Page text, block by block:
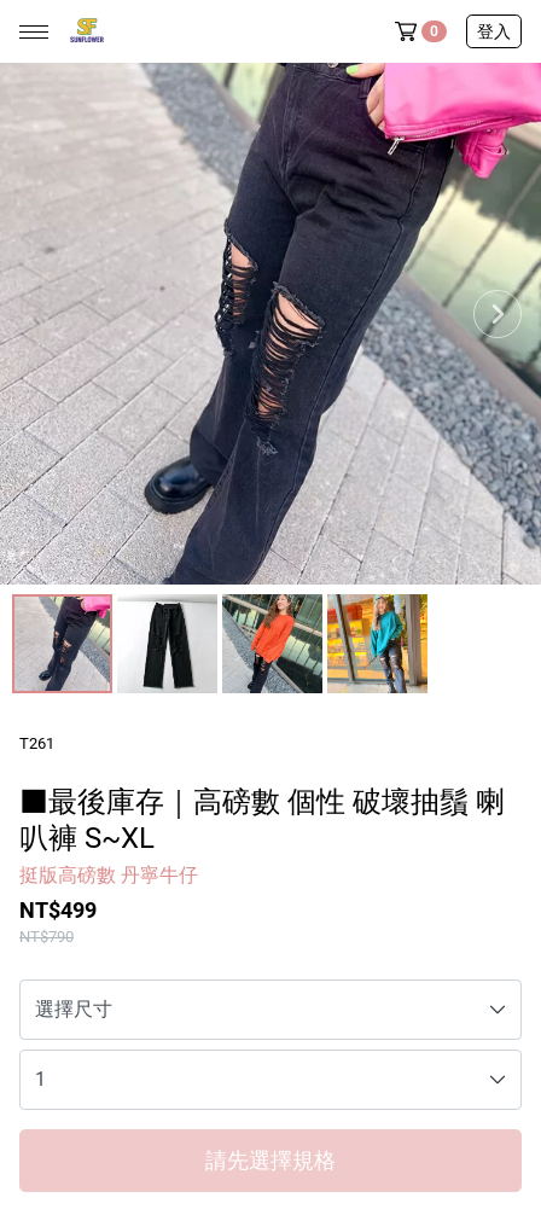
0 登入
◆ 新品任選三件9折
◆ 內褲舒服計畫｜任選10件送1件
全部商品
♡ 本週排雷新品
新朋友專區
梨形女孩愛穿榜
穿搭選物
一件出門區 Bra Top
包臀內褲區
最後現貨區
配件小物
品牌
服務/政策
Facebook
Instagram
T261
■最後庫存｜高磅數 個性 破壞抽鬚 喇
叭褲 S~XL
挺版高磅數 丹寧牛仔
NT$499
NT$790
請先選擇規格